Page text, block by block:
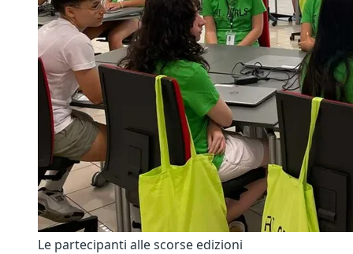
Le partecipanti alle scorse edizioni